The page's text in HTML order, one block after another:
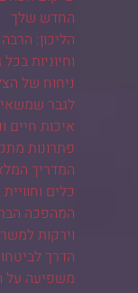
החדש שלך
הליכון:
וחיוניות בכל
ניחוח של
לגבר
איכות חיים
פתרונות
כלים
המהפכה
וירקות
הדרך
משפיעה על